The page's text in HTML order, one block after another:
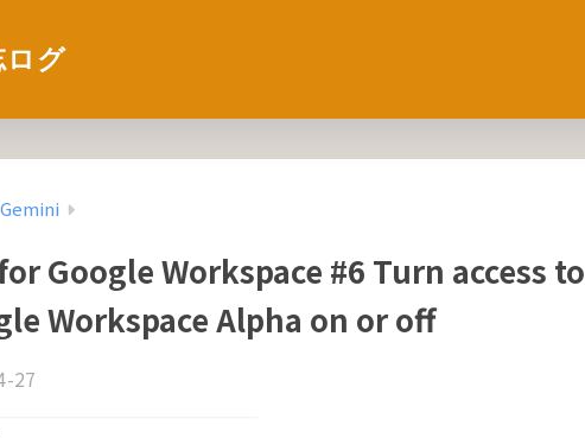
グ
Gemini
Google Workspace #6 Turn access to
Workspace Alpha on or off
27